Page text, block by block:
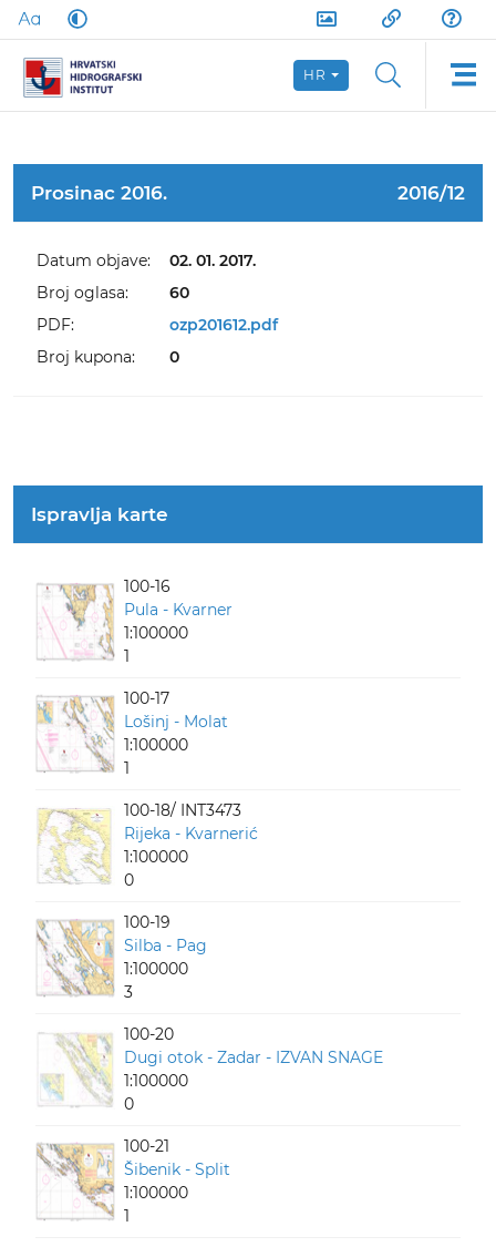
HR
Prosinac 2016. 2016/12
Datum objave:
02. 01. 2017.
Broj oglasa:
60
PDF:
ozp201612.pdf
Broj kupona:
0
Ispravlja karte
100-16
Pula - Kvarner
1:100000
1
100-17
Lošinj - Molat
1:100000
1
100-18/ INT3473
Rijeka - Kvarnerić
1:100000
0
100-19
Silba - Pag
1:100000
3
100-20
Dugi otok - Zadar - IZVAN SNAGE
1:100000
0
100-21
Šibenik - Split
1:100000
1